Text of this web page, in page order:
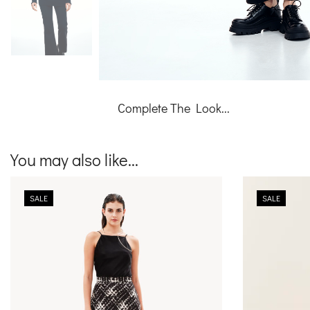
Complete The Look...
You may also like...
SALE SALE